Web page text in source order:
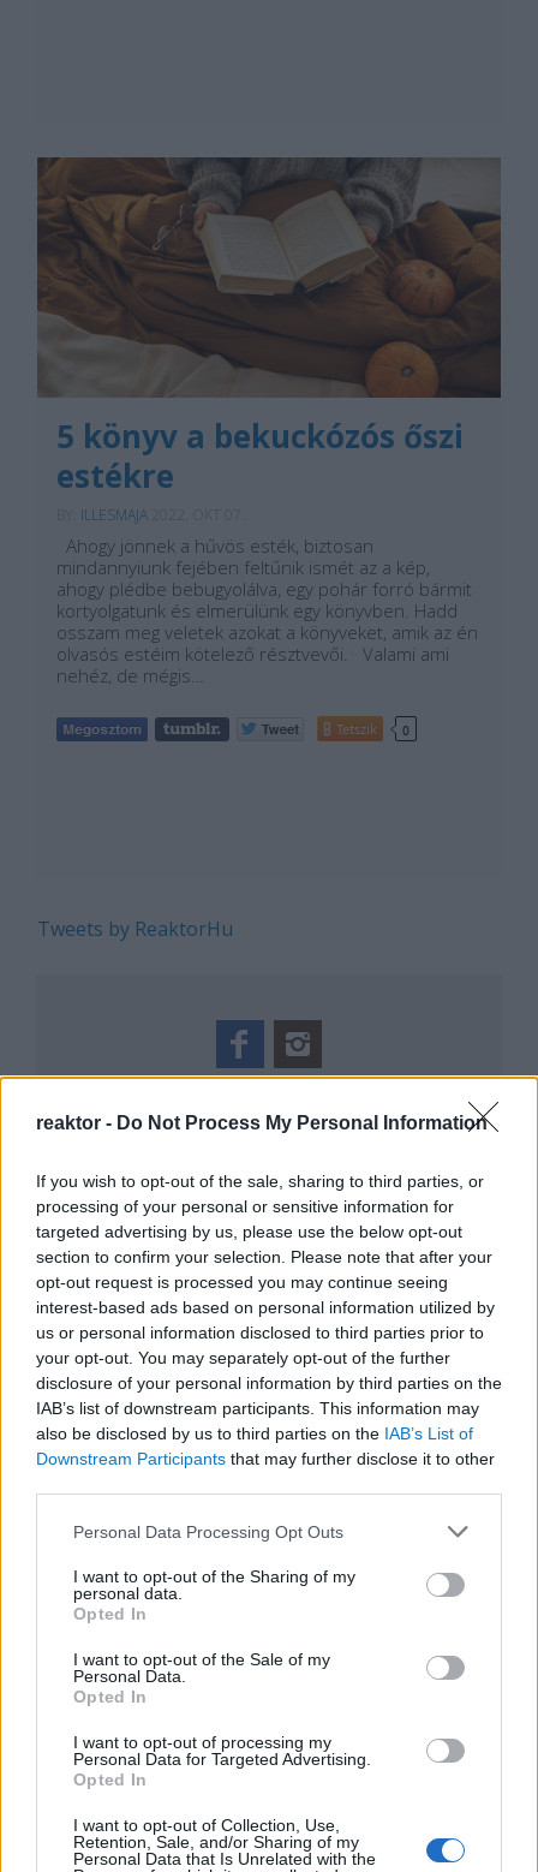
reaktor - Do Not Process My Personal Information
If you wish to opt-out of the sale, sharing to third parties, or
processing of your personal or sensitive information for
targeted advertising by us, please use the below opt-out
section to confirm your selection. Please note that after your
opt-out request is processed you may continue seeing
interest-based ads based on personal information utilized by
us or personal information disclosed to third parties prior to
your opt-out. You may separately opt-out of the further
disclosure of your personal information by third parties on the
IAB’s list of downstream participants. This information may
also be disclosed by us to third parties on the IAB’s List of
Downstream Participants that may further disclose it to other
Please note that this website/app uses one or more Google
not limited to your visit or usage behaviour. You may click to
grant or deny consent to Google and its third-party tags to
use your data for below specified purposes in below Google
consent section.
Personal Data Processing Opt Outs
I want to opt-out of the Sharing of my
personal data.
Opted In
I want to opt-out of the Sale of my
Personal Data.
Opted In
I want to opt-out of processing my
Personal Data for Targeted Advertising.
Opted In
I want to opt-out of Collection, Use,
Retention, Sale, and/or Sharing of my
Personal Data that Is Unrelated with the
5 könyv a bekuckózós őszi
estékre
ILLESMAJA
Ahogy jönnek a hűvös esték, biztosan
mindannyiunk fejében feltűnik ismét az a kép,
ahogy plédbe bebugyolálva, egy pohár forró bármit
kortyolgatunk és elmerülünk egy könyvben. Hadd
osszam meg veletek azokat a könyveket, amik az én
olvasós estéim kötelező résztvevői. Valami ami
nehéz, de mégis…
Tetszik 0
Tweets by ReaktorHu
Manaus: a dzsungel szívének városa
Magyarország rejtett gyöngyszemei
Az egygyermekes politika és Kína gazdasági
kihívásai
Mik alakítják a gondolkodásod? Avagy a
kognitív torzítások
A világ legveszélyesebb migrációs útvonalai: A
Közép-Mediterrán útvonal, A Darién-régió és
az Indiai-óceáni út
FACEBOOK
LEGFRISSEBB